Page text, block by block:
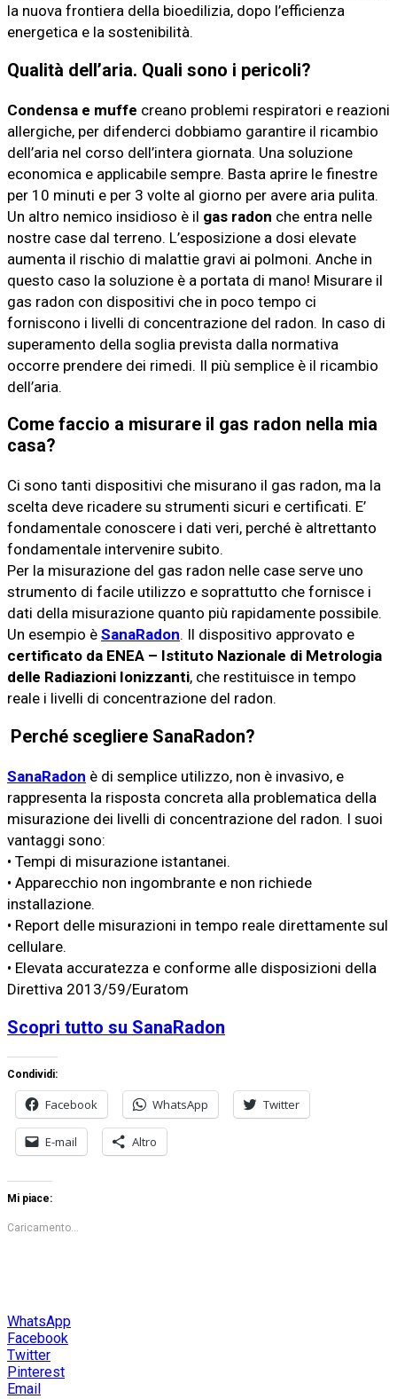
la nuova frontiera della bioedilizia, dopo l’efficienza
energetica e la sostenibilità.
Qualità dell’aria. Quali sono i pericoli?
Condensa e muffe creano problemi respiratori e reazioni
allergiche, per difenderci dobbiamo garantire il ricambio
dell’aria nel corso dell’intera giornata. Una soluzione
economica e applicabile sempre. Basta aprire le finestre
per 10 minuti e per 3 volte al giorno per avere aria pulita.
Un altro nemico insidioso è il gas radon che entra nelle
nostre case dal terreno. L’esposizione a dosi elevate
aumenta il rischio di malattie gravi ai polmoni. Anche in
questo caso la soluzione è a portata di mano! Misurare il
gas radon con dispositivi che in poco tempo ci
forniscono i livelli di concentrazione del radon. In caso di
superamento della soglia prevista dalla normativa
occorre prendere dei rimedi. Il più semplice è il ricambio
dell’aria.
Come faccio a misurare il gas radon nella mia
casa?
Ci sono tanti dispositivi che misurano il gas radon, ma la
scelta deve ricadere su strumenti sicuri e certificati. E’
fondamentale conoscere i dati veri, perché è altrettanto
fondamentale intervenire subito.
Per la misurazione del gas radon nelle case serve uno
strumento di facile utilizzo e soprattutto che fornisce i
dati della misurazione quanto più rapidamente possibile.
Un esempio è SanaRadon. Il dispositivo approvato e
certificato da ENEA – Istituto Nazionale di Metrologia
delle Radiazioni Ionizzanti, che restituisce in tempo
reale i livelli di concentrazione del radon.
Perché scegliere SanaRadon?
SanaRadon è di semplice utilizzo, non è invasivo, e
rappresenta la risposta concreta alla problematica della
misurazione dei livelli di concentrazione del radon. I suoi
vantaggi sono:
• Tempi di misurazione istantanei.
• Apparecchio non ingombrante e non richiede
installazione.
• Report delle misurazioni in tempo reale direttamente sul
cellulare.
• Elevata accuratezza e conforme alle disposizioni della
Direttiva 2013/59/Euratom
Scopri tutto su SanaRadon
Condividi:
Facebook WhatsApp Twitter
E-mail Altro
Mi piace:
Caricamento...
WhatsApp
Facebook
Twitter
Pinterest
Email